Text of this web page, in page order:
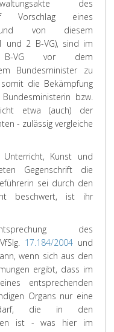
des
Vorschlag eines
und von diesem
und 2 B-VG), sind im
B-VG vor dem
Bundesminister zu
die Bekämpfung
bzw.
etwa (auch) der
- zulässig vergleiche
Kunst und
Gegenschrift die
sei durch den
beschwert, ist ihr
des
17.184/2004 und
wenn sich aus den
ergibt, dass im
entsprechenden
Organs nur eine
darf, die in den
ist - was hier im